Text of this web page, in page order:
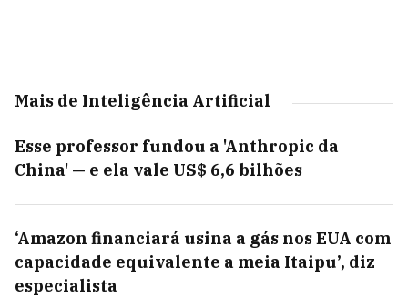
Mais de Inteligência Artificial
Esse professor fundou a 'Anthropic da
China' — e ela vale US$ 6,6 bilhões
‘Amazon financiará usina a gás nos EUA com
capacidade equivalente a meia Itaipu’, diz
especialista